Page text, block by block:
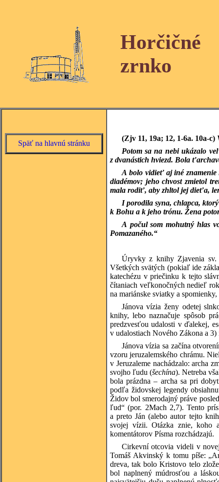
Horčičné
zrnko
Späť na hlavnú stránku
(Zjv 11, 19a; 12, 1-6a. 10a-c)
Potom sa na nebi ukázalo
z dvanástich hviezd. Bola
A bolo vidieť aj iné
diadémov; jeho chvost zmietol
mala rodiť, aby zhltol jej dieťa,
I porodila syna, chlapca,
k Bohu a k jeho trónu. Žena
A počul som mohutný hlas
Pomazaného.“
Úryvky z knihy Zjavenia sv.
Všetkých svätých (pokiaľ ide
katechézu v priečinku k tejto
čítaniach veľkonočných nedieľ
na mariánske sviatky a
Jánova vízia ženy odetej
knihy, lebo naznačuje spôsob
predzvesťou udalosti v ďalekej,
v udalostiach Nového Zákona a 3)
Jánova vízia sa začína
vzoru jeruzalemského chrámu.
v Jeruzaleme nachádzalo: archa
svojho ľudu (šechína). Netreba
bola prázdna – archa sa pri
podľa židovskej legendy
Židov bol smerodajný práve
ľud“ (por. 2Mach 2,7). Tento
a preto Ján (alebo autor tejto
svojej vízii. Otázka znie, koho
komentátorov Písma rozchádzajú.
Cirkevní otcovia videli v
Tomáš Akvinský k tomu píše:
dreva, tak bolo Kristovo telo
bol naplnený múdrosťou a